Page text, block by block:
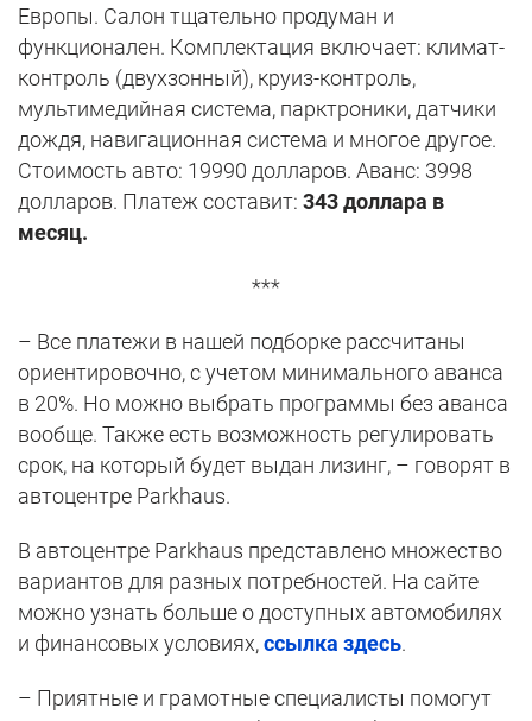
Европы. Салон тщательно продуман и
функционален. Комплектация включает: климат-
контроль (двухзонный), круиз-контроль,
мультимедийная система, парктроники, датчики
дождя, навигационная система и многое другое.
Стоимость авто: 19990 долларов. Аванс: 3998
долларов. Платеж составит: 343 доллара в
месяц.
***
– Все платежи в нашей подборке рассчитаны
ориентировочно, с учетом минимального аванса
в 20%. Но можно выбрать программы без аванса
вообще. Также есть возможность регулировать
срок, на который будет выдан лизинг, – говорят в
автоцентре Parkhaus.
В автоцентре Parkhaus представлено множество
вариантов для разных потребностей. На сайте
можно узнать больше о доступных автомобилях
и финансовых условиях,ссылка здесь.
– Приятные и грамотные специалисты помогут